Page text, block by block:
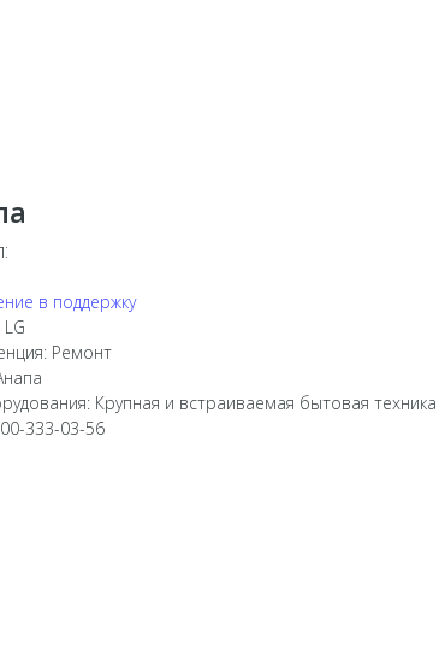
в поддержку
Ремонт
Крупная и встраиваемая бытовая техника
333-03-56